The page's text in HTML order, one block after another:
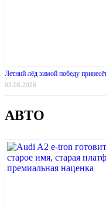
Летний лёд зимой победу
03.08.2026
АВТО